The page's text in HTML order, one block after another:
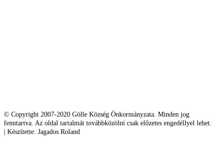
© Copyright 2007-2020 Gölle Község Önkormányzata. Minden jog
fenntartva. Az oldal tartalmát továbbközölni csak előzetes engedéllyel lehet.
| Készítette: Jagados Roland